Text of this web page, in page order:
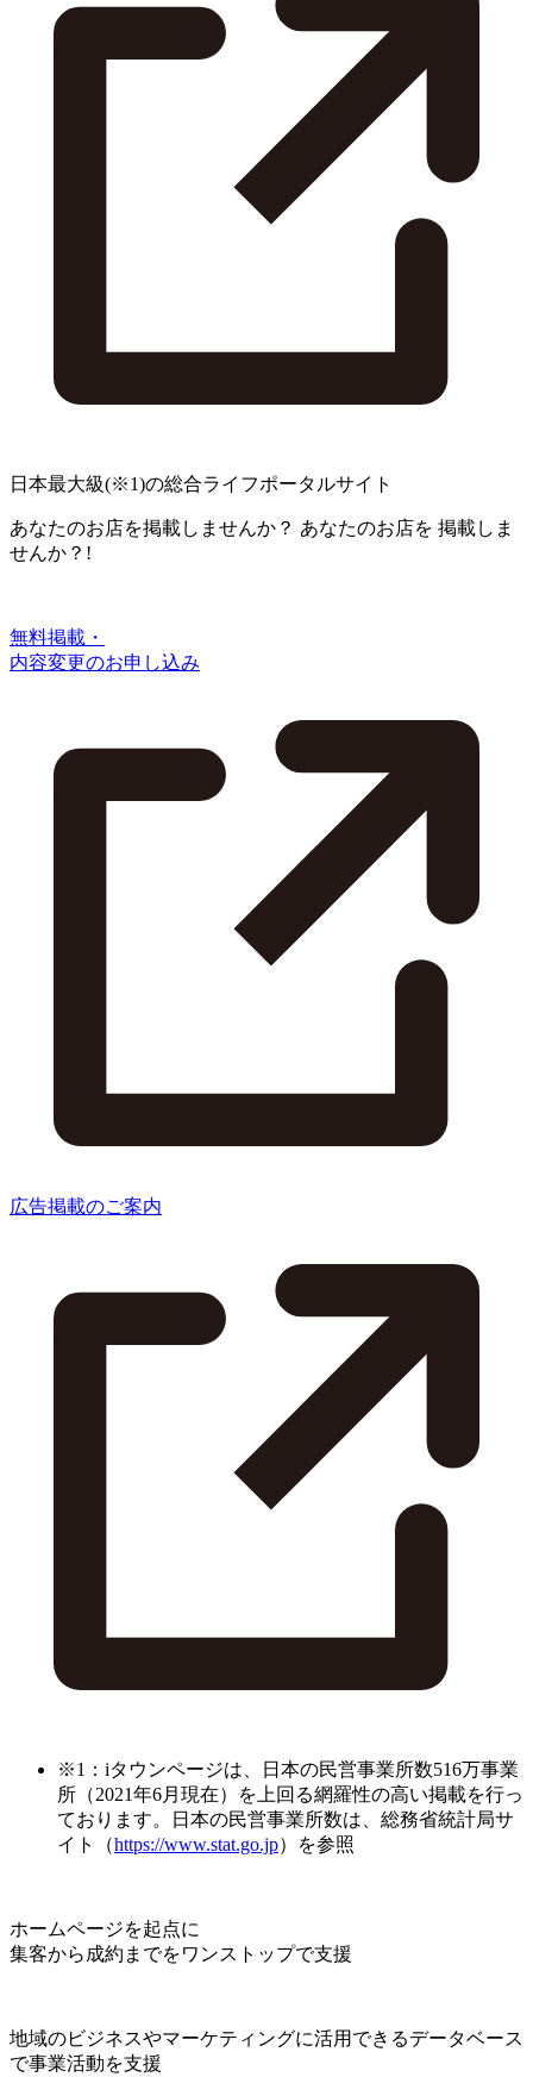
日本最大級(※1)の総合ライフポータルサイト
あなたのお店を掲載しませんか？ あなたのお店を 掲載しま
せんか？!
無料掲載・
内容変更のお申し込み
広告掲載のご案内
※1：iタウンページは、日本の民営事業所数516万事業
所（2021年6月現在）を上回る網羅性の高い掲載を行っ
ております。日本の民営事業所数は、総務省統計局サ
イト（https://www.stat.go.jp）を参照
ホームページを起点に
集客から成約までをワンストップで支援
地域のビジネスやマーケティングに活用できるデータベース
で事業活動を支援